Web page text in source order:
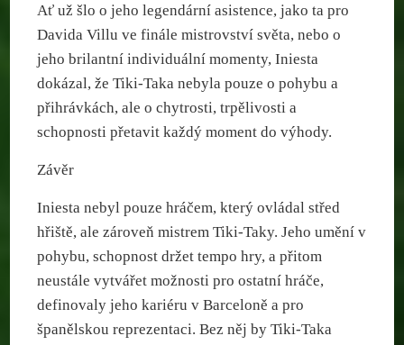
Ať už šlo o jeho legendární asistence, jako ta pro
Davida Villu ve finále mistrovství světa, nebo o
jeho brilantní individuální momenty, Iniesta
dokázal, že Tiki-Taka nebyla pouze o pohybu a
přihrávkách, ale o chytrosti, trpělivosti a
schopnosti přetavit každý moment do výhody.
Závěr
Iniesta nebyl pouze hráčem, který ovládal střed
hřiště, ale zároveň mistrem Tiki-Taky. Jeho umění v
pohybu, schopnost držet tempo hry, a přitom
neustále vytvářet možnosti pro ostatní hráče,
definovaly jeho kariéru v Barceloně a pro
španělskou reprezentaci. Bez něj by Tiki-Taka